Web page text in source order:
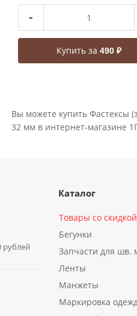
-
Купить за 490 ₽
Вы можете купить Фастексы
32 мм в интернет-магазине
рублей
Каталог
Товары со скидкой
Бегунки
Запчасти для шв.
Ленты
Манжеты
Маркировка